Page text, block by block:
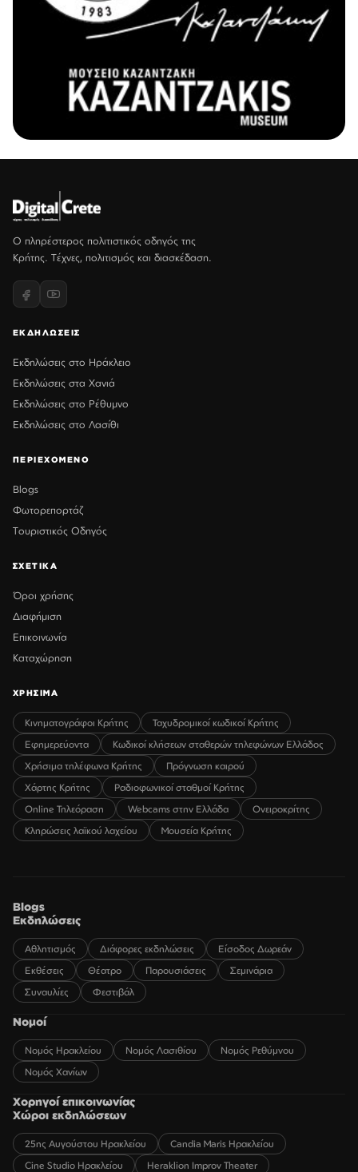
Ο πληρέστερος πολιτιστικός οδηγός της
Κρήτης. Τέχνες, πολιτισμός και διασκέδαση.
ΕΚΔΗΛΩΣΕΙΣ
Εκδηλώσεις στο Ηράκλειο
Εκδηλώσεις στα Χανιά
Εκδηλώσεις στο Ρέθυμνο
Εκδηλώσεις στο Λασίθι
ΠΕΡΙΕΧΟΜΕΝΟ
Blogs
Φωτορεπορτάζ
Τουριστικός Οδηγός
ΣΧΕΤΙΚΑ
Όροι χρήσης
Διαφήμιση
Επικοινωνία
Καταχώρηση
ΧΡΗΣΙΜΑ
Κινηματογράφοι Κρήτης
Ταχυδρομικοί κωδικοί Κρήτης
Εφημερεύοντα
Κωδικοί κλήσεων σταθερών τηλεφώνων Ελλάδος
Χρήσιμα τηλέφωνα Κρήτης
Πρόγνωση καιρού
Χάρτης Κρήτης
Ραδιοφωνικοί σταθμοί Κρήτης
Online Τηλεόραση
Webcams στην Ελλάδα
Ονειροκρίτης
Κληρώσεις λαϊκού λαχείου
Μουσεία Κρήτης
Blogs
Εκδηλώσεις
Αθλητισμός Διάφορες εκδηλώσεις
Είσοδος Δωρεάν
Εκθέσεις
Θέατρο Παρουσιάσεις
Σεμινάρια
Συναυλίες
Φεστιβάλ
Νομοί
Νομός Ηρακλείου Νομός Λασιθίου
Νομός Ρεθύμνου
Νομός Χανίων
Χορηγοί επικοινωνίας
Χώροι εκδηλώσεων
25ης Αυγούστου Ηρακλείου
Candia Maris Ηρακλείου
Cine Studio Ηρακλείου
Heraklion Improv Theater